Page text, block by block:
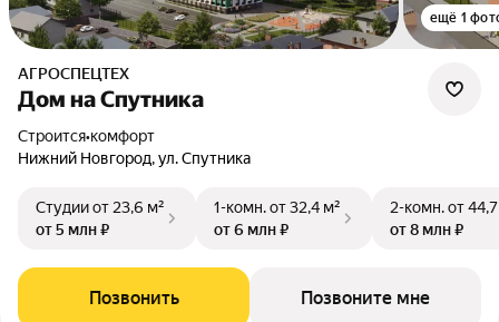
ещё 1
АГРОСПЕЦТЕХ
Дом на Спутника
Строится•комфорт
Нижний Новгород, ул. Спутника
Студииот 23,6 м²
от 5 млн ₽
1-комн.от 32,4 м²
от 6 млн ₽
2-комн.от
от 8 млн ₽
Позвонить Позвоните мне